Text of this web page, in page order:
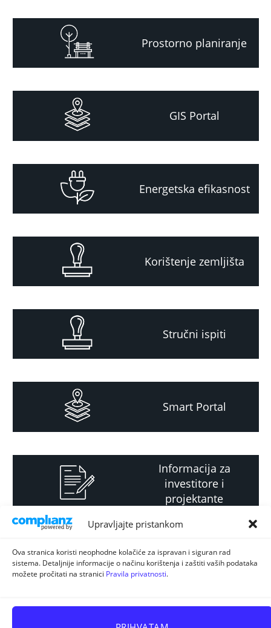
Upravljajte pristankom
Ova stranica koristi neophodne kolačiće za ispravan i siguran rad
sistema. Detaljnije informacije o načinu korištenja i zaštiti vaših podataka
možete pročitati na stranici Pravila privatnosti.
Prostorno planiranje
GIS Portal
Energetska efikasnost
Korištenje zemljišta
Stručni ispiti
Smart Portal
Informacija za
investitore i
projektante
Strateški i planski
dokument